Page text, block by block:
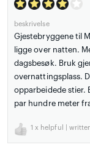
beskrivelse
Gjestebryggene til
ligge over natten.
dagsbesøk. Bruk
overnattingsplass.
opparbeidede stier.
par hundre meter
1 x helpful |